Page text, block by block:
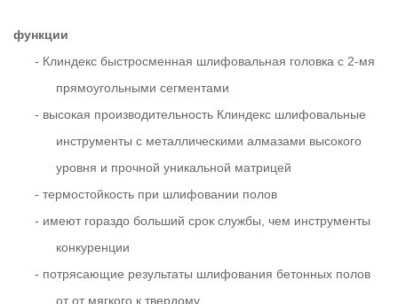
функции
- Клиндекс быстросменная шлифовальная головка с 2-мя
прямоугольными сегментами
- высокая производительность Клиндекс шлифовальные
инструменты с металлическими алмазами высокого
уровня и прочной уникальной матрицей
- термостойкость при шлифовании полов
- имеют гораздо больший срок службы, чем инструменты
конкуренции
- потрясающие результаты шлифования бетонных полов
от от мягкого к твердому